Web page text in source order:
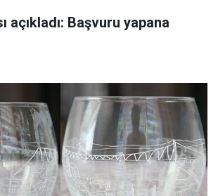
açıkladı: Başvuru yapana